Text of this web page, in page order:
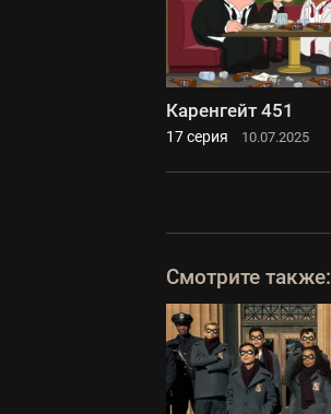
Каренгейт 451
17 серия 10.07.2025
Смотрите также: